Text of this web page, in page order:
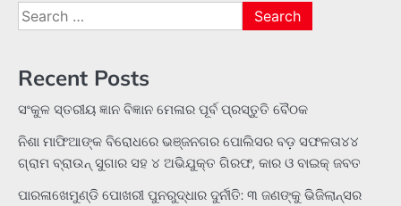
Search
for:
Recent Posts
ସଂକୁଳ ସ୍ତରୀୟ ଜ୍ଞାନ ବିଜ୍ଞାନ ମେଳାର ପୂର୍ବ ପ୍ରସ୍ତୁତି ବୈଠକ
ନିଶା ମାଫିଆଙ୍କ ବିରୋଧରେ ଭଞ୍ଜନଗର ପୋଲିସର ବଡ଼ ସଫଳତା୪୪
ଗ୍ରାମ ବ୍ରାଉନ୍ ସୁଗାର ସହ ୪ ଅଭିଯୁକ୍ତ ଗିରଫ, କାର ଓ ବାଇକ୍ ଜବତ
ପାରଳାଖେମୁଣ୍ଡି ପୋଖରୀ ପୁନରୁଦ୍ଧାର ଦୁର୍ନୀତି: ୩ ଜଣଙ୍କୁ ଭିଜିଲାନ୍ସର